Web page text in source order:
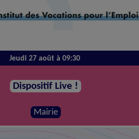
Jeudi 27 août à 09:30
Dispositif Live !
Mairie